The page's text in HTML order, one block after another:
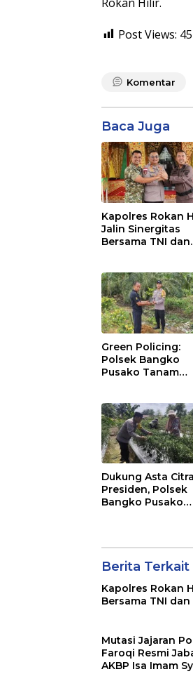
Post Views: 45
Komentar
Baca Juga
Kapolres Rokan
Jalin Sinergitas
Bersama TNI dan
Green Policing:
Polsek Bangko
Pusako Tanam
Program
Kapolda Riau
Dukung Asta Citra
Presiden, Polsek
Bangko Pusako
Berita Terkait
Kapolres Rokan
Bersama TNI
Mutasi Jajaran
Faroqi Resmi
AKBP Isa Imam